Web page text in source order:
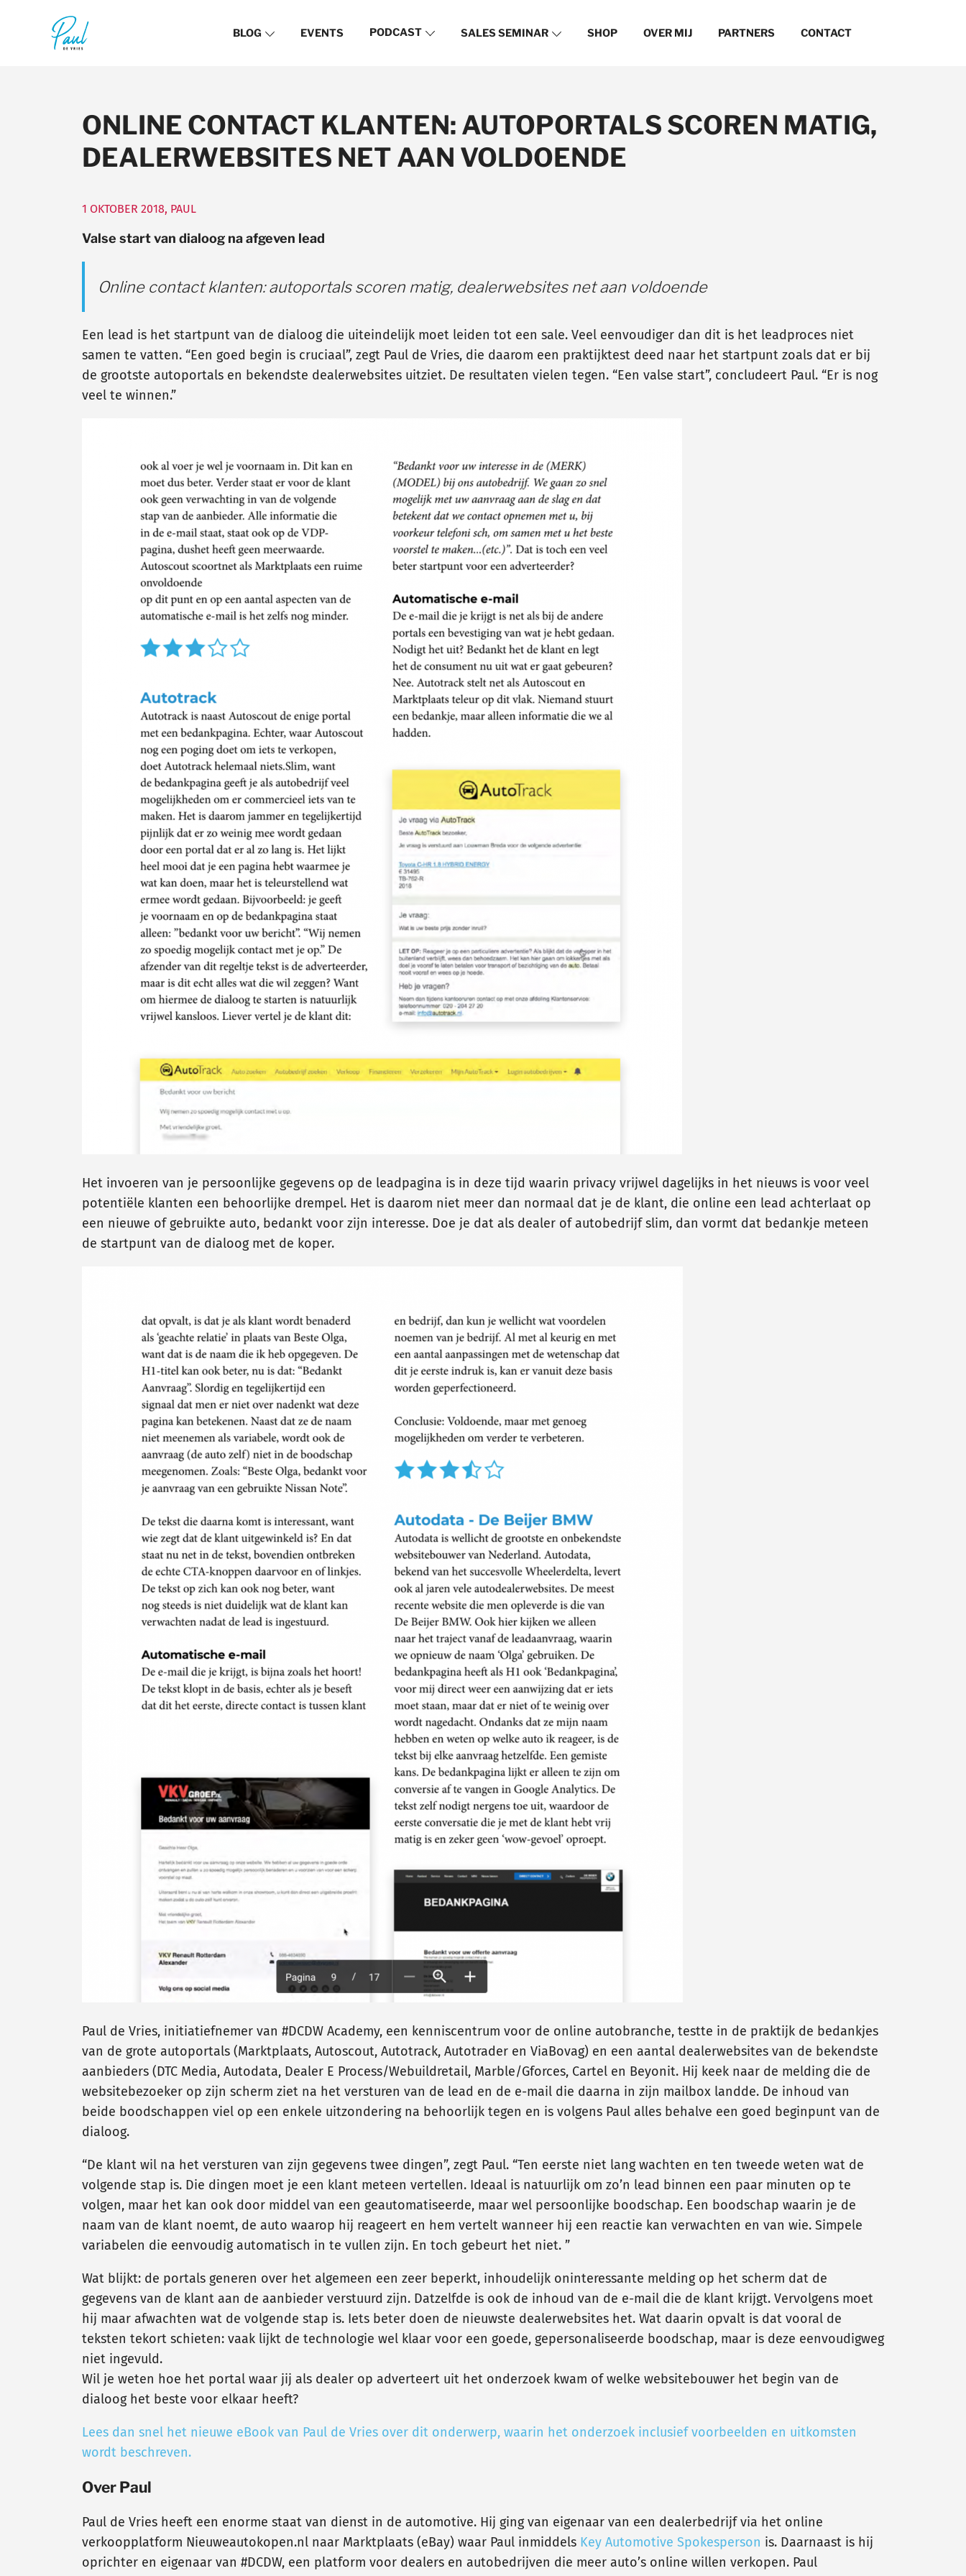
BLOG EVENTS PODCAST SALES SEMINAR SHOP OVER MIJ PARTNERS CONTACT
ONLINE CONTACT KLANTEN: AUTOPORTALS SCOREN MATIG,
DEALERWEBSITES NET AAN VOLDOENDE
1 OKTOBER 2018, PAUL
Valse start van dialoog na afgeven lead
Online contact klanten: autoportals scoren matig, dealerwebsites net aan voldoende
Een lead is het startpunt van de dialoog die uiteindelijk moet leiden tot een sale. Veel eenvoudiger dan dit is het leadproces niet
samen te vatten. “Een goed begin is cruciaal”, zegt Paul de Vries, die daarom een praktijktest deed naar het startpunt zoals dat er bij
de grootste autoportals en bekendste dealerwebsites uitziet. De resultaten vielen tegen. “Een valse start”, concludeert Paul. “Er is nog
veel te winnen.”
Het invoeren van je persoonlijke gegevens op de leadpagina is in deze tijd waarin privacy vrijwel dagelijks in het nieuws is voor veel
potentiële klanten een behoorlijke drempel. Het is daarom niet meer dan normaal dat je de klant, die online een lead achterlaat op
een nieuwe of gebruikte auto, bedankt voor zijn interesse. Doe je dat als dealer of autobedrijf slim, dan vormt dat bedankje meteen
de startpunt van de dialoog met de koper.
Paul de Vries, initiatiefnemer van #DCDW Academy, een kenniscentrum voor de online autobranche, testte in de praktijk de bedankjes
van de grote autoportals (Marktplaats, Autoscout, Autotrack, Autotrader en ViaBovag) en een aantal dealerwebsites van de bekendste
aanbieders (DTC Media, Autodata, Dealer E Process/Webuildretail, Marble/Gforces, Cartel en Beyonit. Hij keek naar de melding die de
websitebezoeker op zijn scherm ziet na het versturen van de lead en de e-mail die daarna in zijn mailbox landde. De inhoud van
beide boodschappen viel op een enkele uitzondering na behoorlijk tegen en is volgens Paul alles behalve een goed beginpunt van de
dialoog.
“De klant wil na het versturen van zijn gegevens twee dingen”, zegt Paul. “Ten eerste niet lang wachten en ten tweede weten wat de
volgende stap is. Die dingen moet je een klant meteen vertellen. Ideaal is natuurlijk om zo’n lead binnen een paar minuten op te
volgen, maar het kan ook door middel van een geautomatiseerde, maar wel persoonlijke boodschap. Een boodschap waarin je de
naam van de klant noemt, de auto waarop hij reageert en hem vertelt wanneer hij een reactie kan verwachten en van wie. Simpele
variabelen die eenvoudig automatisch in te vullen zijn. En toch gebeurt het niet. ”
Wat blijkt: de portals generen over het algemeen een zeer beperkt, inhoudelijk oninteressante melding op het scherm dat de
gegevens van de klant aan de aanbieder verstuurd zijn. Datzelfde is ook de inhoud van de e-mail die de klant krijgt. Vervolgens moet
hij maar afwachten wat de volgende stap is. Iets beter doen de nieuwste dealerwebsites het. Wat daarin opvalt is dat vooral de
teksten tekort schieten: vaak lijkt de technologie wel klaar voor een goede, gepersonaliseerde boodschap, maar is deze eenvoudigweg
niet ingevuld.
Wil je weten hoe het portal waar jij als dealer op adverteert uit het onderzoek kwam of welke websitebouwer het begin van de
dialoog het beste voor elkaar heeft?
Lees dan snel het nieuwe eBook van Paul de Vries over dit onderwerp, waarin het onderzoek inclusief voorbeelden en uitkomsten
wordt beschreven.
Over Paul
Paul de Vries heeft een enorme staat van dienst in de automotive. Hij ging van eigenaar van een dealerbedrijf via het online
verkoopplatform Nieuweautokopen.nl naar Marktplaats (eBay) waar Paul inmiddels Key Automotive Spokesperson is. Daarnaast is hij
oprichter en eigenaar van #DCDW, een platform voor dealers en autobedrijven die meer auto’s online willen verkopen. Paul